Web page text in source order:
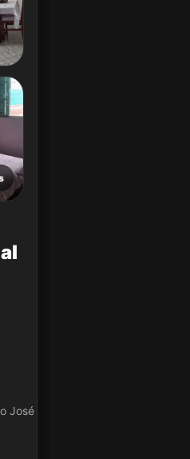
José dos Campos/SP